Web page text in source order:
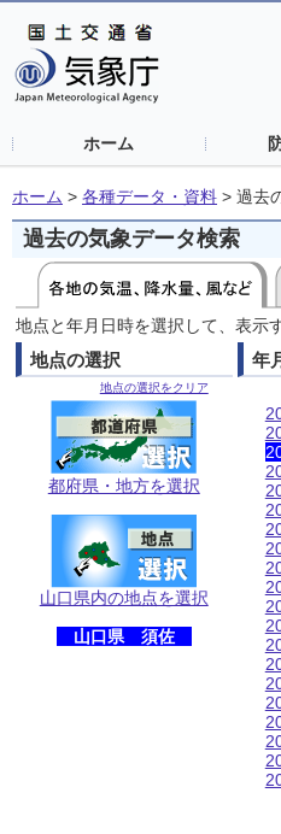
ホーム
ホーム > 各種データ・資料 > 過去
過去の気象データ検索
地点と年月日時を選択して、表示
地点の選択
地点の選択をクリア
都府県・地方を選択
山口県内の地点を選択
山口県 須佐
年